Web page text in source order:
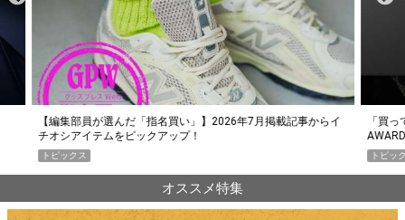
「買って損なし」の極上スマホ5選【GoodsPress 2026上半期
AWARD】
トピックス
薄着
PR
オススメ特集